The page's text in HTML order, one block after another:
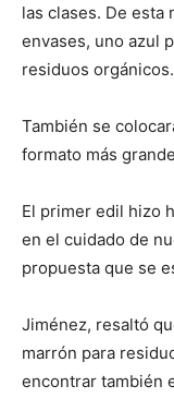
las clases. De esta
envases, uno azul
residuos orgánicos.
También se
formato más
El primer edil hizo
en el cuidado de
propuesta que se
Jiménez, resaltó
marrón para
encontrar también